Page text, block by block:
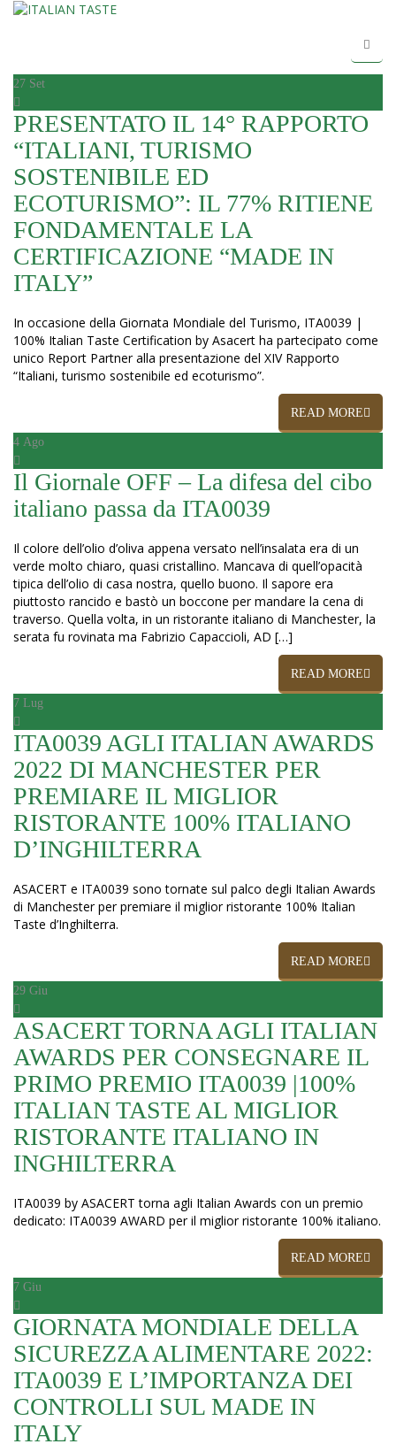
27 Set
PRESENTATO IL 14° RAPPORTO
“ITALIANI, TURISMO
SOSTENIBILE ED
ECOTURISMO”: IL 77% RITIENE
FONDAMENTALE LA
CERTIFICAZIONE “MADE IN
ITALY”
In occasione della Giornata Mondiale del Turismo, ITA0039 |
100% Italian Taste Certification by Asacert ha partecipato come
unico Report Partner alla presentazione del XIV Rapporto
“Italiani, turismo sostenibile ed ecoturismo”.
READ MORE
4 Ago
Il Giornale OFF – La difesa del cibo
italiano passa da ITA0039
Il colore dell’olio d’oliva appena versato nell’insalata era di un
verde molto chiaro, quasi cristallino. Mancava di quell’opacità
tipica dell’olio di casa nostra, quello buono. Il sapore era
piuttosto rancido e bastò un boccone per mandare la cena di
traverso. Quella volta, in un ristorante italiano di Manchester, la
serata fu rovinata ma Fabrizio Capaccioli, AD […]
READ MORE
7 Lug
ITA0039 AGLI ITALIAN AWARDS
2022 DI MANCHESTER PER
PREMIARE IL MIGLIOR
RISTORANTE 100% ITALIANO
D’INGHILTERRA
ASACERT e ITA0039 sono tornate sul palco degli Italian Awards
di Manchester per premiare il miglior ristorante 100% Italian
Taste d’Inghilterra.
READ MORE
29 Giu
ASACERT TORNA AGLI ITALIAN
AWARDS PER CONSEGNARE IL
PRIMO PREMIO ITA0039 |100%
ITALIAN TASTE AL MIGLIOR
RISTORANTE ITALIANO IN
INGHILTERRA
ITA0039 by ASACERT torna agli Italian Awards con un premio
dedicato: ITA0039 AWARD per il miglior ristorante 100% italiano.
READ MORE
7 Giu
GIORNATA MONDIALE DELLA
SICUREZZA ALIMENTARE 2022:
ITA0039 E L’IMPORTANZA DEI
CONTROLLI SUL MADE IN
ITALY